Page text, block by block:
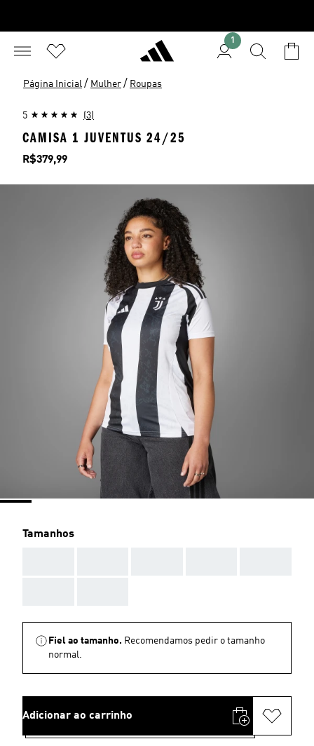
1
Página Inicial / Mulher / Roupas
5 (3)
CAMISA 1 JUVENTUS 24/25
Preço
R$379,99
Tamanhos
Fiel ao tamanho. Recomendamos pedir o tamanho
normal.
Adicionar ao carrinho